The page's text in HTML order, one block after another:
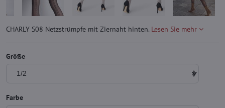
CHARLY S08 Netzstrümpfe mit Ziernaht hinten. Lesen Sie mehr
Größe
Farbe